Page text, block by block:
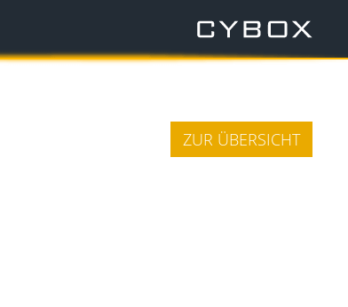
ZUR ÜBERSICHT